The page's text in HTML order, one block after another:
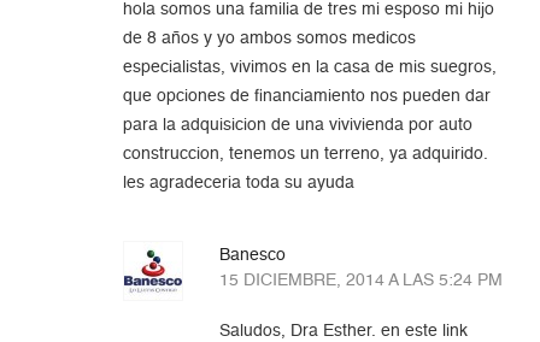
hola somos una familia de tres mi esposo mi hijo
de 8 años y yo ambos somos medicos
especialistas, vivimos en la casa de mis suegros,
que opciones de financiamiento nos pueden dar
para la adquisicion de una vivivienda por auto
construccion, tenemos un terreno, ya adquirido.
les agradeceria toda su ayuda
Banesco
15 DICIEMBRE, 2014 A LAS 5:24 PM
Saludos, Dra Esther. en este link